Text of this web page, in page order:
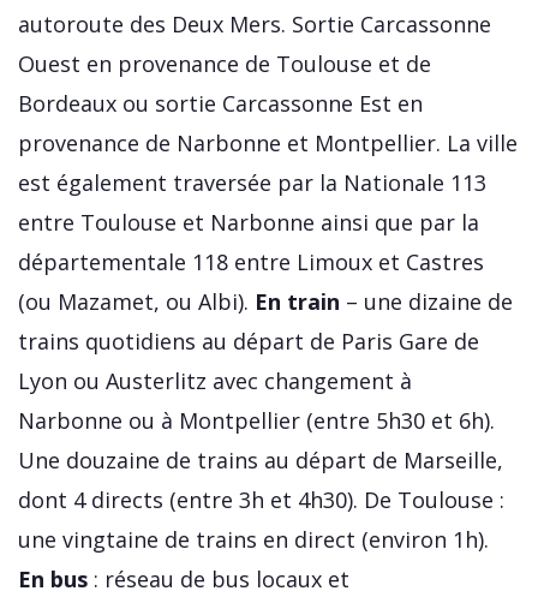
autoroute des Deux Mers. Sortie Carcassonne
Ouest en provenance de Toulouse et de
Bordeaux ou sortie Carcassonne Est en
provenance de Narbonne et Montpellier. La ville
est également traversée par la Nationale 113
entre Toulouse et Narbonne ainsi que par la
départementale 118 entre Limoux et Castres
(ou Mazamet, ou Albi). En train – une dizaine de
trains quotidiens au départ de Paris Gare de
Lyon ou Austerlitz avec changement à
Narbonne ou à Montpellier (entre 5h30 et 6h).
Une douzaine de trains au départ de Marseille,
dont 4 directs (entre 3h et 4h30). De Toulouse :
une vingtaine de trains en direct (environ 1h).
En bus : réseau de bus locaux et